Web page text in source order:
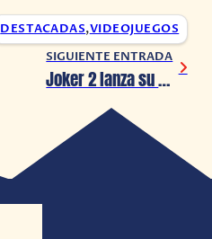
DESTACADAS,VIDEOJUEGOS
SIGUIENTE ENTRADA
Joker 2 lanza su primer teaser, hoy veremos su primer avance completo